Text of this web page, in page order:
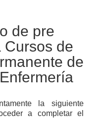
de pre
Cursos de
de
la siguiente
a completar el